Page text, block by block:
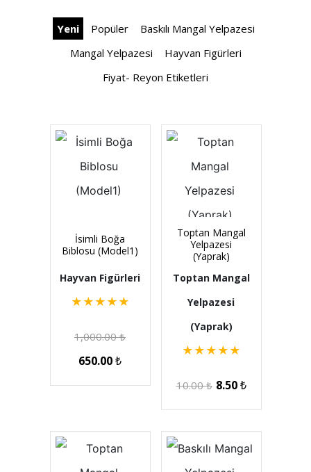
Yeni Popüler
Baskılı Mangal Yelpazesi
Mangal Yelpazesi
Hayvan Figürleri
Fiyat- Reyon Etiketleri
İsimli Boğa
Biblosu (Model1)
Hayvan Figürleri
★ ★ ★ ★ ★
1,000.00₺
650.00₺
Toptan Mangal
Yelpazesi
(Yaprak)
Toptan Mangal
Yelpazesi
(Yaprak)
★ ★ ★ ★ ★
10.00₺ 8.50₺